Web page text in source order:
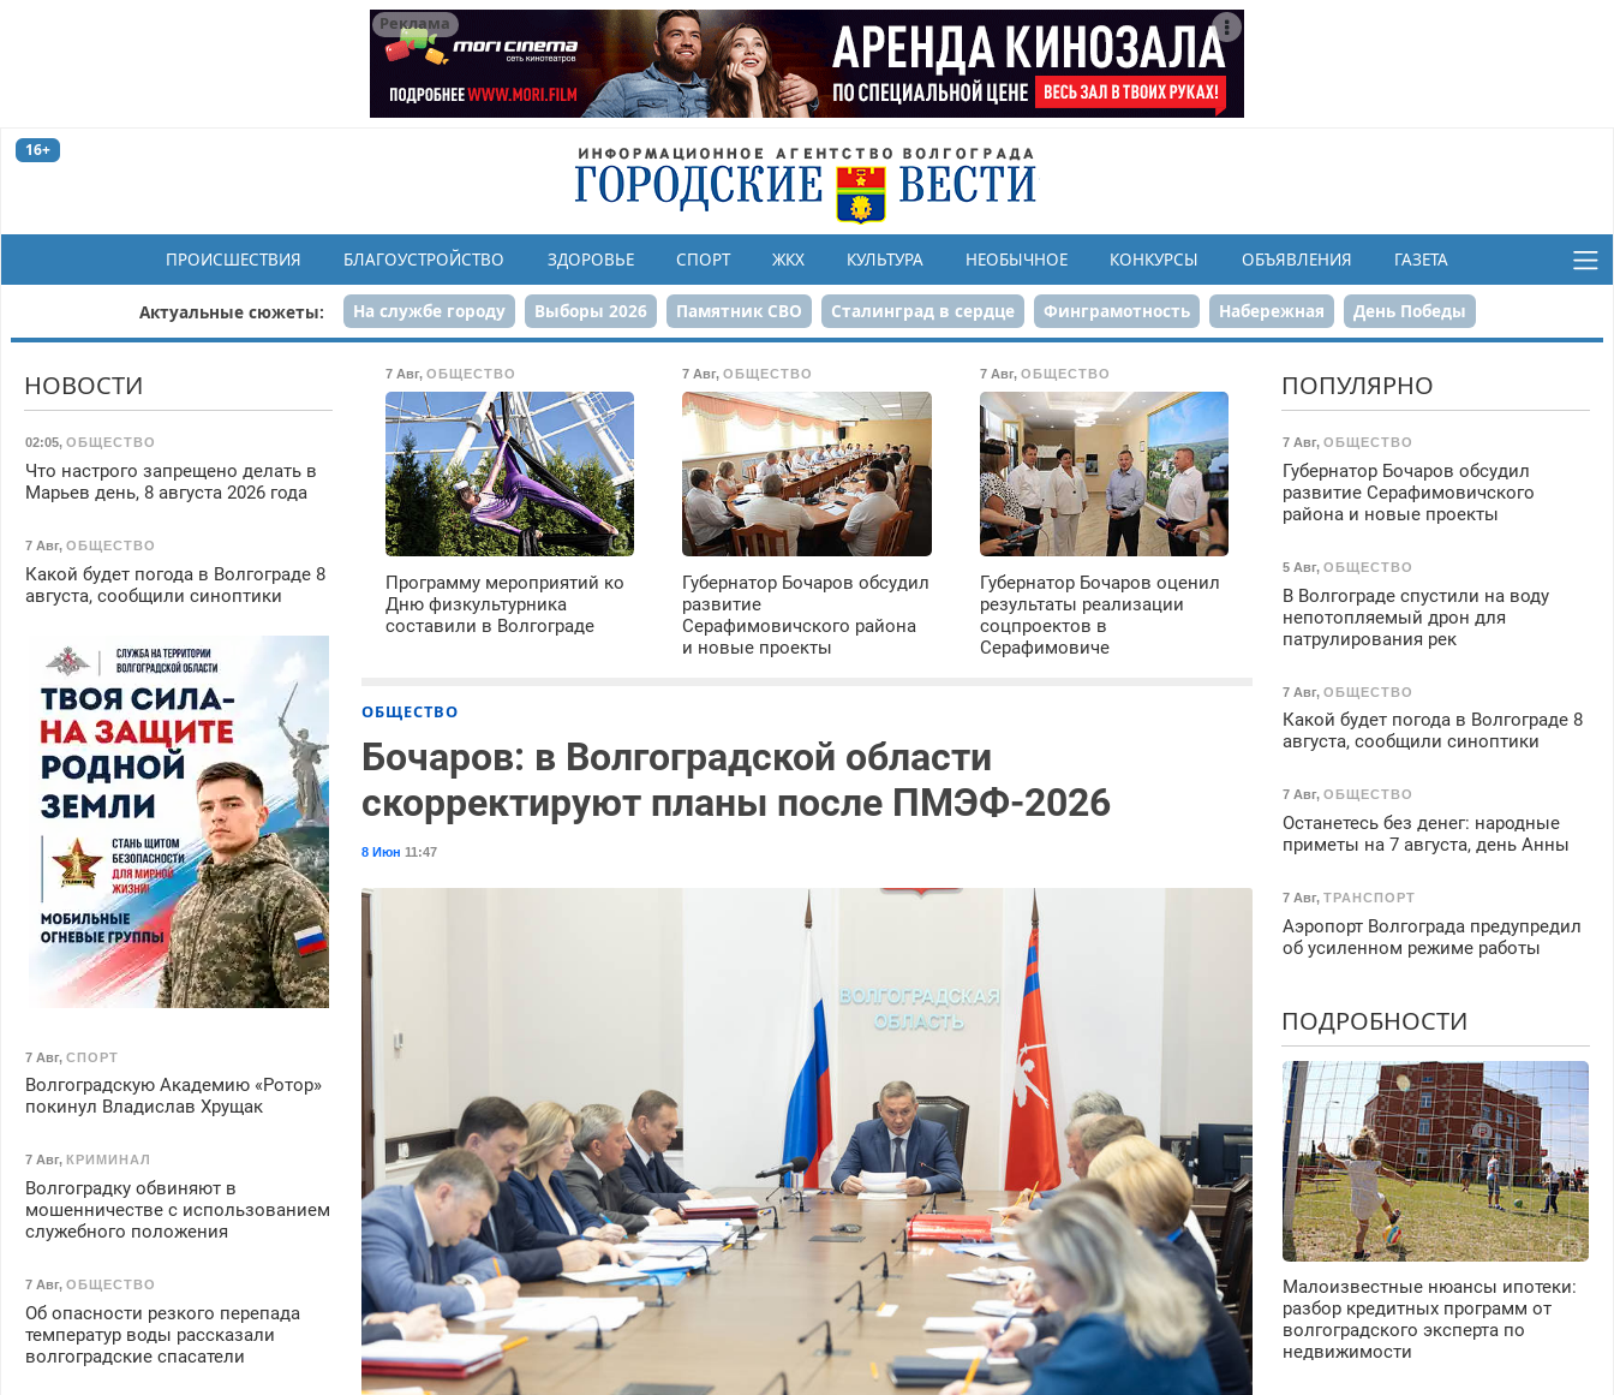
Реклама
16+
ПРОИСШЕСТВИЯ БЛАГОУСТРОЙСТВО ЗДОРОВЬЕ СПОРТ ЖКХ КУЛЬТУРА НЕОБЫЧНОЕ КОНКУРСЫ ОБЪЯВЛЕНИЯ ГАЗЕТА
Актуальные сюжеты: На службе городу Выборы 2026 Памятник СВО Сталинград в сердце Финграмотность Набережная День Победы
Реконструкция ЦПКиО 80-летие Победы Парк Героев-летчиков
7 Авг,ОБЩЕСТВО
Программу мероприятий ко
Дню физкультурника
составили в Волгограде
7 Авг,ОБЩЕСТВО
Губернатор Бочаров обсудил
развитие
Серафимовичского района
и новые проекты
7 Авг, ОБЩЕСТВО
Губернатор Бочаров оценил
результаты реализации
соцпроектов в
Серафимовиче
ОБЩЕСТВО
Бочаров: в Волгоградской области
скорректируют планы после ПМЭФ-2026
8 Июн 11:47
НОВОСТИ
02:05, ОБЩЕСТВО
Что настрого запрещено делать в
Марьев день, 8 августа 2026 года
7 Авг, ОБЩЕСТВО
Какой будет погода в Волгограде 8
августа, сообщили синоптики
7 Авг, СПОРТ
Волгоградскую Академию «Ротор»
покинул Владислав Хрущак
7 Авг, КРИМИНАЛ
Волгоградку обвиняют в
мошенничестве с использованием
служебного положения
7 Авг, ОБЩЕСТВО
Об опасности резкого перепада
температур воды рассказали
волгоградские спасатели
ПОПУЛЯРНО
7 Авг, ОБЩЕСТВО
Губернатор Бочаров обсудил
развитие Серафимовичского
района и новые проекты
5 Авг, ОБЩЕСТВО
В Волгограде спустили на воду
непотопляемый дрон для
патрулирования рек
7 Авг, ОБЩЕСТВО
Какой будет погода в Волгограде 8
августа, сообщили синоптики
7 Авг, ОБЩЕСТВО
Останетесь без денег: народные
приметы на 7 августа, день Анны
7 Авг, ТРАНСПОРТ
Аэропорт Волгограда предупредил
об усиленном режиме работы
ПОДРОБНОСТИ
Малоизвестные нюансы ипотеки:
разбор кредитных программ от
волгоградского эксперта по
недвижимости